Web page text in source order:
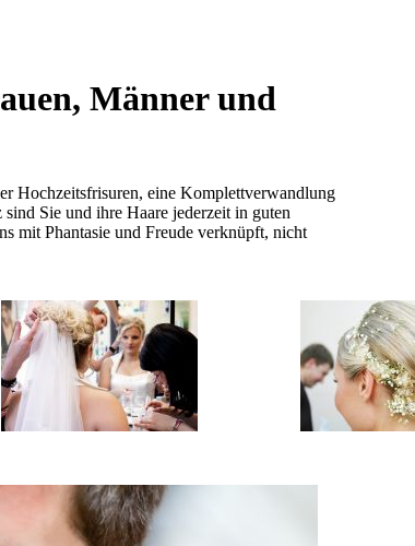
Männer und
Hochzeitsfrisuren, eine Komplettverwandlung
Sie und ihre Haare jederzeit in guten
mit Phantasie und Freude verknüpft, nicht